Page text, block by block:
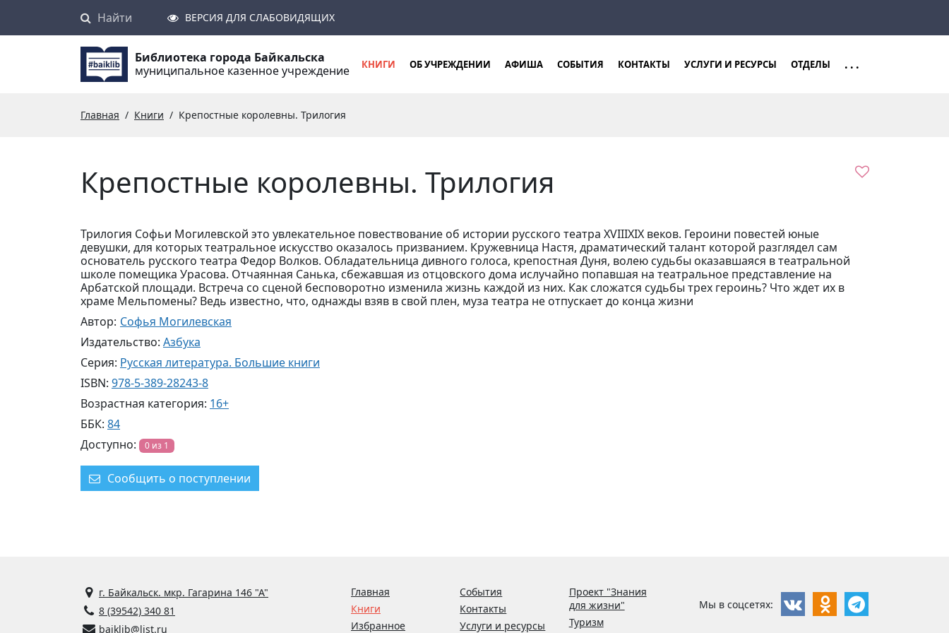
Крепостные королевны. Трилогия
Трилогия Софьи Могилевской это увлекательное повествование об истории русского театра XVIIIXIX веков. Героини повестей юные
девушки, для которых театральное искусство оказалось призванием. Кружевница Настя, драматический талант которой разглядел сам
основатель русского театра Федор Волков. Обладательница дивного голоса, крепостная Дуня, волею судьбы оказавшаяся в театральной
школе помещика Урасова. Отчаянная Санька, сбежавшая из отцовского дома ислучайно попавшая на театральное представление на
Арбатской площади. Встреча со сценой бесповоротно изменила жизнь каждой из них. Как сложатся судьбы трех героинь? Что ждет их в
храме Мельпомены? Ведь известно, что, однажды взяв в свой плен, муза театра не отпускает до конца жизни
Автор: Софья Могилевская
Издательство: Азбука
Серия: Русская литература. Большие книги
ISBN: 978-5-389-28243-8
Возрастная категория: 16+
ББК: 84
Доступно:
0 из 1
Сообщить о поступлении
Поиск
Найти
Найти ВЕРСИЯ ДЛЯ СЛАБОВИДЯЩИХ
Библиотека города Байкальска
муниципальное казенное учреждение
КНИГИ ОБ УЧРЕЖДЕНИИ АФИША СОБЫТИЯ КОНТАКТЫ УСЛУГИ И РЕСУРСЫ ОТДЕЛЫ ...
Главная Книги Крепостные королевны. Трилогия
г. Байкальск. мкр. Гагарина 146 "А"
8 (39542) 340 81
baiklib@list.ru
Главная
Книги
Избранное
События
Контакты
Услуги и ресурсы
Проект "Знания
для жизни"
Туризм
Мы в соцсетях: